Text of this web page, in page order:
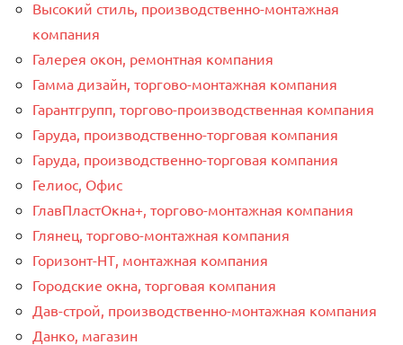
Высокий стиль, производственно-монтажная
компания
Галерея окон, ремонтная компания
Гамма дизайн, торгово-монтажная компания
Гарантгрупп, торгово-производственная компания
Гаруда, производственно-торговая компания
Гаруда, производственно-торговая компания
Гелиос, Офис
ГлавПластОкна+, торгово-монтажная компания
Глянец, торгово-монтажная компания
Горизонт-НТ, монтажная компания
Городские окна, торговая компания
Дав-строй, производственно-монтажная компания
Данко, магазин